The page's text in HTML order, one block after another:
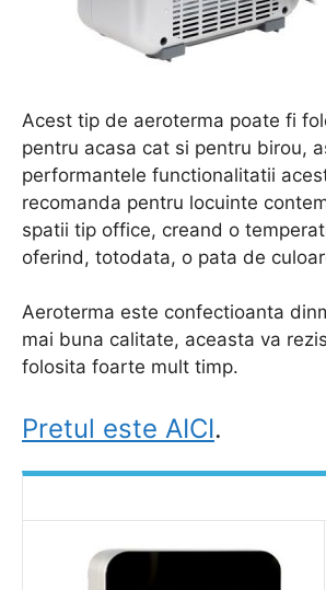
Acest tip de aeroterma poate fi
pentru acasa cat si pentru birou,
performantele functionalitatii
recomanda pentru locuinte
spatii tip office, creand o
oferind, totodata, o pata de
Aeroterma este confectioanta
mai buna calitate, aceasta va
folosita foarte mult timp.
Pretul este AICI.